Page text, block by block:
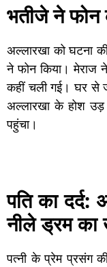
भतीजे ने फोन
अल्लारखा को घटना
ने फोन किया। मेराज ने
कहीं चली गई। घर से
अल्लारखा के होश
पहुंचा।
पति का दर्द:
नीले ड्रम
पत्नी के प्रेम प्रसंग